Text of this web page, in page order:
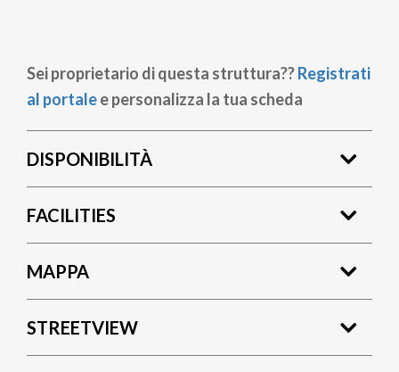
Sei proprietario di questa struttura??Registrati
al portalee personalizza la tua scheda
DISPONIBILITÀ
FACILITIES
MAPPA
STREETVIEW